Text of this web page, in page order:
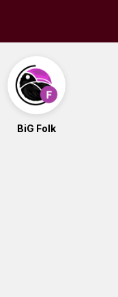
BiG Folk